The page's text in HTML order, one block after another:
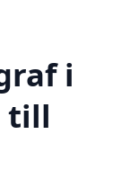
i
till